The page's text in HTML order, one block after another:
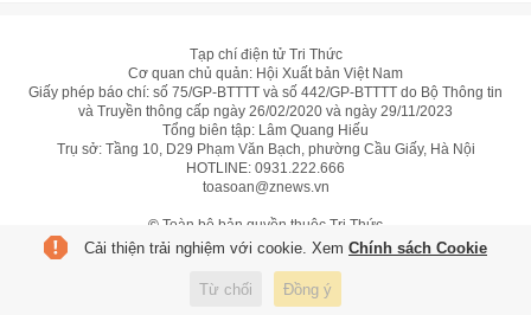
Tạp chí điện tử Tri Thức
Cơ quan chủ quản: Hội Xuất bản Việt Nam
Giấy phép báo chí: số 75/GP-BTTTT và số 442/GP-BTTTT do Bộ Thông tin
và Truyền thông cấp ngày 26/02/2020 và ngày 29/11/2023
Tổng biên tập: Lâm Quang Hiếu
Trụ sở: Tầng 10, D29 Phạm Văn Bạch, phường Cầu Giấy, Hà Nội
HOTLINE: 0931.222.666
toasoan@znews.vn
© Toàn bộ bản quyền thuộc Tri Thức
Cải thiện trải nghiệm với cookie. Xem Chính sách Cookie
Từ chối Đồng ý